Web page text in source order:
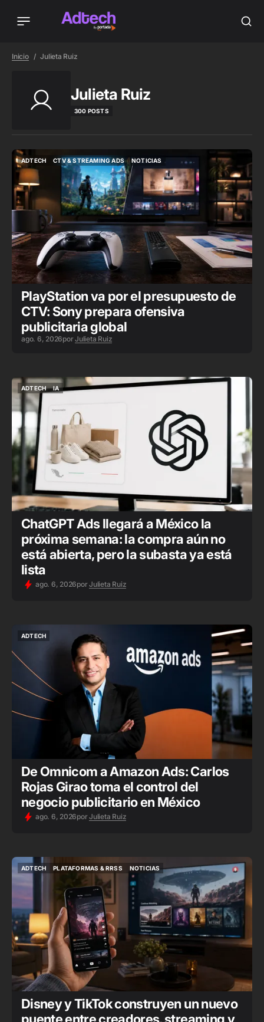
Inicio Julieta Ruiz
Julieta Ruiz
300 POSTS
ADTECH
ADTECH
CTV & STREAMING ADS
CTV & STREAMING ADS
NOTICIAS
NOTICIAS
PlayStation va por el presupuesto de
CTV: Sony prepara ofensiva
publicitaria global
ago. 6, 2026porJulieta Ruiz
ADTECH
ADTECH
IA
ChatGPT Ads llegará a México la
próxima semana: la compra aún no
está abierta, pero la subasta ya está
lista
ago. 6, 2026porJulieta Ruiz
ADTECH
De Omnicom a Amazon Ads: Carlos
Rojas Girao toma el control del
negocio publicitario en México
ago. 6, 2026porJulieta Ruiz
ADTECH
PLATAFORMAS & RRSS
PLATAFORMAS & RRSS
NOTICIAS
NOTICIAS
Disney y TikTok construyen un nuevo